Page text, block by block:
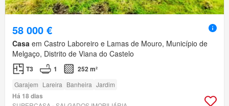
58 000 €
Casa em Castro Laboreiro e Lamas de Mouro, Município de
Melgaço, Distrito de Viana do Castelo
T3 1 252 m²
Garajem Lareira Banheira Jardim
Há 18 dias